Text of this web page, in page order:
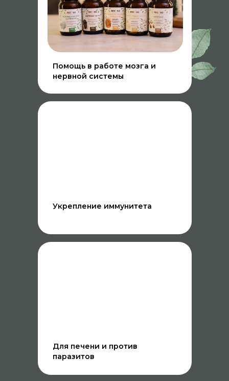
Помощь в работе мозга и
нервной системы
Укрепление иммунитета
Для печени и против
паразитов
СМОТРИТЕ ТАКЖЕ